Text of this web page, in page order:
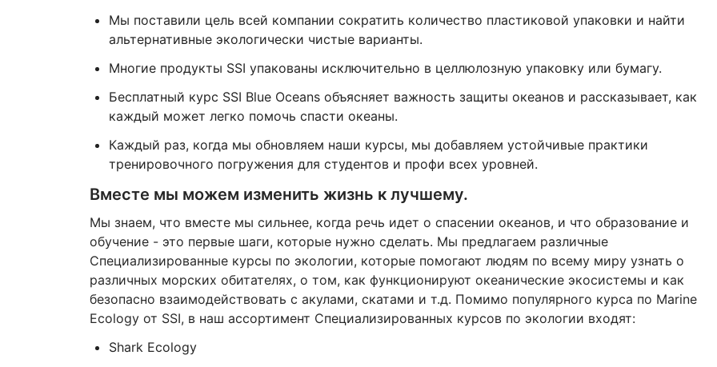
Мы поставили цель всей компании сократить количество пластиковой упаковки и найти
альтернативные экологически чистые варианты.
Многие продукты SSI упакованы исключительно в целлюлозную упаковку или бумагу.
Бесплатный курс SSI Blue Oceans объясняет важность защиты океанов и рассказывает, как
каждый может легко помочь спасти океаны.
Каждый раз, когда мы обновляем наши курсы, мы добавляем устойчивые практики
тренировочного погружения для студентов и профи всех уровней.
Вместе мы можем изменить жизнь к лучшему.
Мы знаем, что вместе мы сильнее, когда речь идет о спасении океанов, и что образование и
обучение - это первые шаги, которые нужно сделать. Мы предлагаем различные
Специализированные курсы по экологии, которые помогают людям по всему миру узнать о
различных морских обитателях, о том, как функционируют океанические экосистемы и как
безопасно взаимодействовать с акулами, скатами и т.д. Помимо популярного курса по Marine
Ecology от SSI, в наш ассортимент Специализированных курсов по экологии входят:
Shark Ecology